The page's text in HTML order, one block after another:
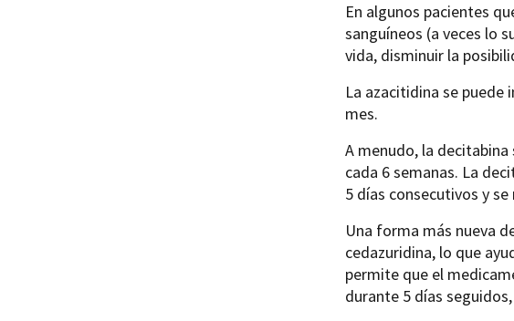
En algunos pacientes
sanguíneos (a veces lo
vida, disminuir la
La azacitidina se puede
mes.
A menudo, la decitabina
cada 6 semanas. La
5 días consecutivos y
Una forma más nueva
cedazuridina, lo que
permite que el
durante 5 días